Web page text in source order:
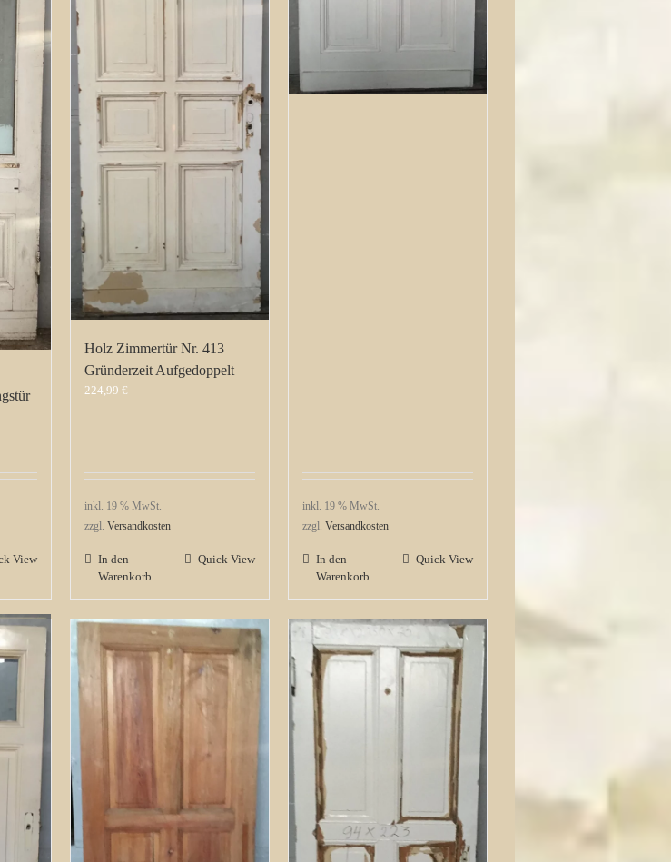
View
Holz Zimmertür Nr. 413
Gründerzeit Aufgedoppelt
224,99 €
inkl. 19 % MwSt.
zzgl. Versandkosten
In den
Warenkorb
Quick View
inkl. 19 % MwSt.
zzgl. Versandkosten
In den
Warenkorb
Quick View